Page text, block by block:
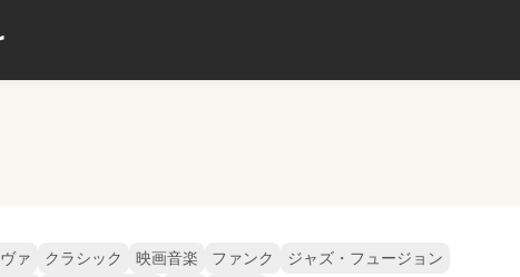
ァ クラシック 映画音楽 ファンク
ジャズ・フュージョン